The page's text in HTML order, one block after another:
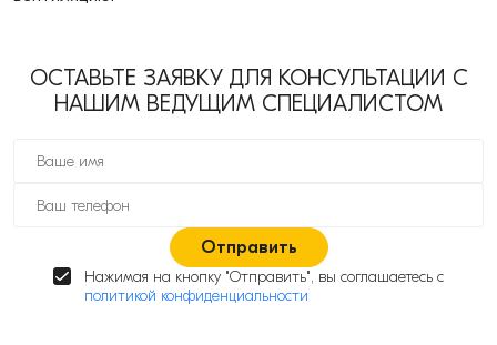
ОСТАВЬТЕ ЗАЯВКУ ДЛЯ КОНСУЛЬТАЦИИ С
НАШИМ ВЕДУЩИМ СПЕЦИАЛИСТОМ
Отправить
Нажимая на кнопку "Отправить", вы соглашаетесь с
политикой конфиденциальности